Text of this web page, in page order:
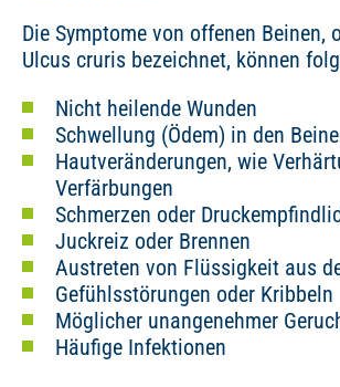
Die Symptome von offenen Beinen,
Ulcus cruris bezeichnet, können
Nicht heilende Wunden
Schwellung (Ödem) in den
Hautveränderungen, wie
Verfärbungen
Schmerzen oder
Juckreiz oder Brennen
Austreten von Flüssigkeit aus
Gefühlsstörungen oder Kribbeln
Möglicher unangenehmer
Häufige Infektionen